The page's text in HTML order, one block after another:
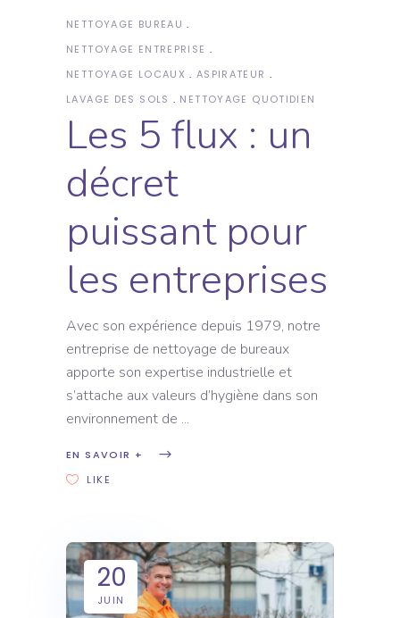
NETTOYAGE BUREAU
NETTOYAGE ENTREPRISE
NETTOYAGE LOCAUX
ASPIRATEUR
LAVAGE DES SOLS
NETTOYAGE QUOTIDIEN
Les 5 flux : un
décret
puissant pour
les entreprises
Avec son expérience depuis 1979, notre
entreprise de nettoyage de bureaux
apporte son expertise industrielle et
s’attache aux valeurs d’hygiène dans son
environnement de
EN SAVOIR +
LIKE
20
JUIN